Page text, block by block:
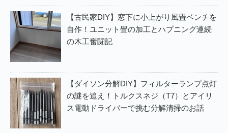
【古民家DIY】窓下に小上がり風畳ベンチを
自作！ユニット畳の加工とハプニング連続
の木工奮闘記
【ダイソン分解DIY】フィルターランプ点灯
の謎を追え！トルクスネジ（T7）とアイリ
ス電動ドライバーで挑む分解清掃のお話